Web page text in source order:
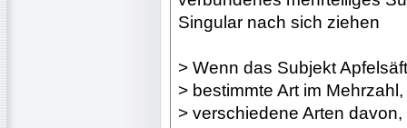
Singular nach sich ziehen
> Wenn das Subjekt
> bestimmte Art im
> verschiedene Arten